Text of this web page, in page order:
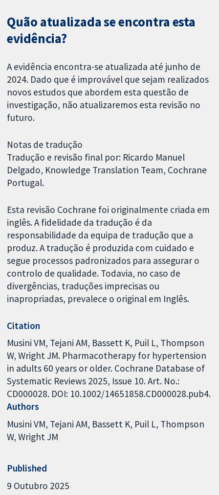
Quão atualizada se encontra esta
evidência?
A evidência encontra-se atualizada até junho de
2024. Dado que é improvável que sejam realizados
novos estudos que abordem esta questão de
investigação, não atualizaremos esta revisão no
futuro.
Notas de tradução
Tradução e revisão final por: Ricardo Manuel
Delgado, Knowledge Translation Team, Cochrane
Portugal.
Esta revisão Cochrane foi originalmente criada em
inglês. A fidelidade da tradução é da
responsabilidade da equipa de tradução que a
produz. A tradução é produzida com cuidado e
segue processos padronizados para assegurar o
controlo de qualidade. Todavia, no caso de
divergências, traduções imprecisas ou
inapropriadas, prevalece o original em Inglês.
Citation
Musini VM, Tejani AM, Bassett K, Puil L, Thompson
W, Wright JM. Pharmacotherapy for hypertension
in adults 60 years or older. Cochrane Database of
Systematic Reviews 2025, Issue 10. Art. No.:
CD000028. DOI: 10.1002/14651858.CD000028.pub4.
Authors
Musini VM Tejani AM Bassett K Puil L Thompson
W Wright JM
Published
9 Outubro 2025